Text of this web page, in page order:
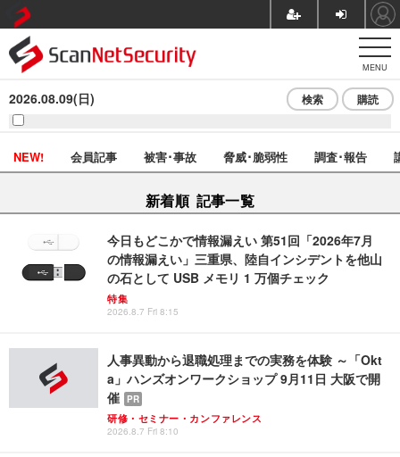
MENU
2026.08.09(日) 検索 購読
NEW! 会員記事 被害･事故 脅威･脆弱性 調査･報告
新着順 記事一覧
今日もどこかで情報漏えい 第51回「2026年7月
の情報漏えい」三重県、陸自インシデントを他山
の石として USB メモリ 1 万個チェック
特集
2026.8.7 Fri 8:15
人事異動から退職処理までの実務を体験 ～「Okt
a」ハンズオンワークショップ 9月11日 大阪で開
催 PR
研修・セミナー・カンファレンス
2026.8.7 Fri 8:10